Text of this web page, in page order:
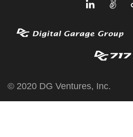
© 2020 DG Ventures, Inc.